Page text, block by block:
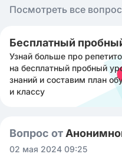
Посмотреть все
Бесплатный
Узнай больше про
на бесплатный пробный
знаний и составим план
и классу
Вопрос от
02 мая 2024 09:25